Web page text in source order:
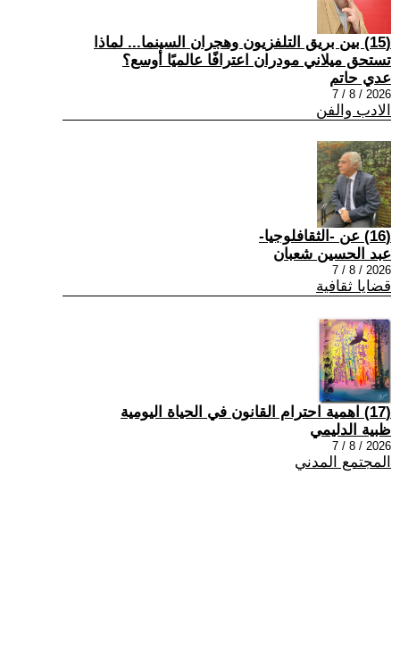
(15) بين بريق التلفزيون وهجران السينما... لماذا
تستحق ميلاني مودران اعترافًا عالميًا أوسع؟
عدي حاتم
2026 / 8 / 7
الادب والفن
(16) عن -الثقافلوجيا-
عبد الحسين شعبان
2026 / 8 / 7
قضايا ثقافية
(17) اهمية احترام القانون في الحياة اليومية
ظبية الدليمي
2026 / 8 / 7
المجتمع المدني